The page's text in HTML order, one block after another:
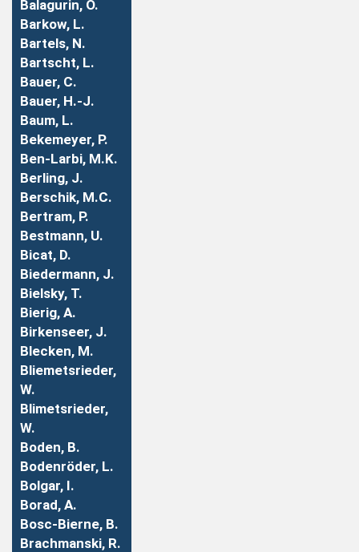
Balagurin, O.
Barkow, L.
Bartels, N.
Bartscht, L.
Bauer, C.
Bauer, H.-J.
Baum, L.
Bekemeyer, P.
Ben-Larbi, M.K.
Berling, J.
Berschik, M.C.
Bertram, P.
Bestmann, U.
Bicat, D.
Biedermann, J.
Bielsky, T.
Bierig, A.
Birkenseer, J.
Blecken, M.
Bliemetsrieder,
W.
Blimetsrieder,
W.
Boden, B.
Bodenröder, L.
Bolgar, I.
Borad, A.
Bosc-Bierne, B.
Brachmanski, R.